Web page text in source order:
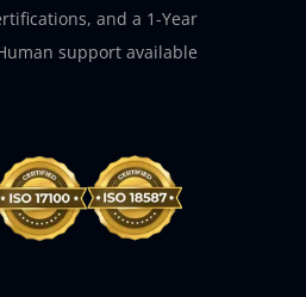
and a 1-Year
support available